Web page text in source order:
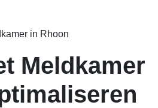
in Rhoon
Meldkamer